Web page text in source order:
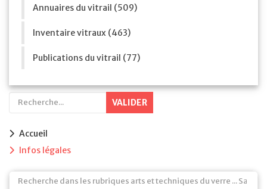
Annuaires du vitrail (509)
Inventaire vitraux (463)
Publications du vitrail (77)
VALIDER
Accueil
Infos légales